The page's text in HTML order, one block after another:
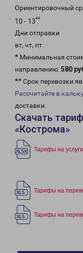
Ориентировочный
10 - 13**
Дни отправки
вт, чт, пт
* Минимальная
направлению: 580
** Срок перевозки
Рассчитайте в
доставки.
Скачать
«Кострома»
Тарифы на
Тарифы на
Тарифы на